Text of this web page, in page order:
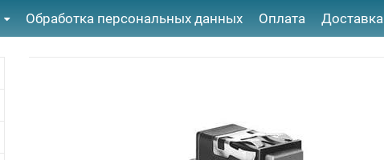
Обработка персональных данных Оплата Доставка